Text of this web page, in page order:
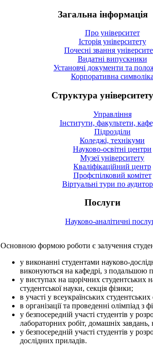
Загальна інформація
Про університет
Історія університету
Почесні звання
Видатні випускники
Установчі документи та
Корпоративна символiка
Структура університету
Управління
Інститути, факультети,
Підрозділи
Коледжі, технікуми
Науково-освітні центри
Музеї університету
Кваліфікаційний центр
Профспілковий комітет
Віртуальні тури по
Послуги
Науково-аналітичні
Основною формою роботи є залучення
у виконанні студентами науково-
виконуються на кафедрі, з подальшою
у виступах на щорічних студентських
студентської науки, секція фізики;
в участі у всеукраїнських студентських
в організації та проведенні олімпіад з
у безпосередній участі студентів у
лабораторних робіт, домашніх завдань,
у безпосередній участі студентів у
дослідних приладів.